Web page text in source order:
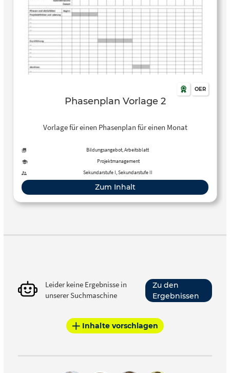
OER
Phasenplan Vorlage 2
Vorlage für einen Phasenplan für einen Monat
Bildungsangebot, Arbeitsblatt
Projektmanagement
Sekundarstufe I, Sekundarstufe II
Zum Inhalt
Leider keine Ergebnisse in
unserer Suchmaschine
Zu den
Ergebnissen
Inhalte vorschlagen